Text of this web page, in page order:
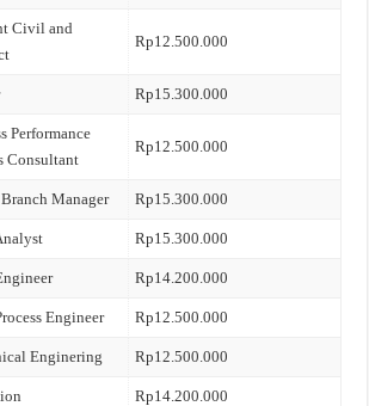
Civil and
Rp12.500.000
Rp15.300.000
Performance
Consultant
Rp12.500.000
Manager Rp15.300.000
Rp15.300.000
Rp14.200.000
Engineer Rp12.500.000
Enginering Rp12.500.000
Rp14.200.000